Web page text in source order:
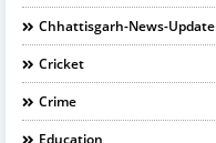
Chhattisgarh-News-Update
Cricket
Crime
Education